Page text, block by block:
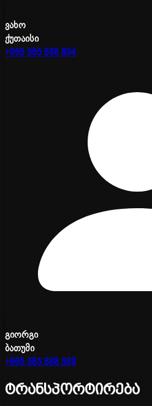
ვახო
ქუთაისი
+995 585 888 894
გიორგი
ბათუმი
+995 585 888 589
ტრანსპორტირება